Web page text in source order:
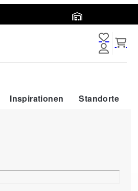
Abholort wählen
Inspirationen Standorte